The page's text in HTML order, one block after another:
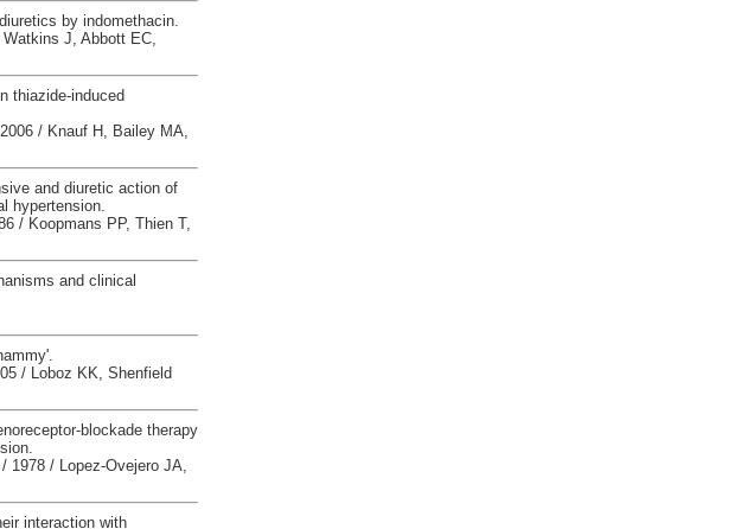
by indomethacin.
J, Abbott EC,
thiazide-induced
/ Knauf H, Bailey MA,
and diuretic action of
hypertension.
/ Koopmans PP, Thien T,
and clinical
/ Loboz KK, Shenfield
blockade therapy
1978 / Lopez-Ovejero JA,
interaction with